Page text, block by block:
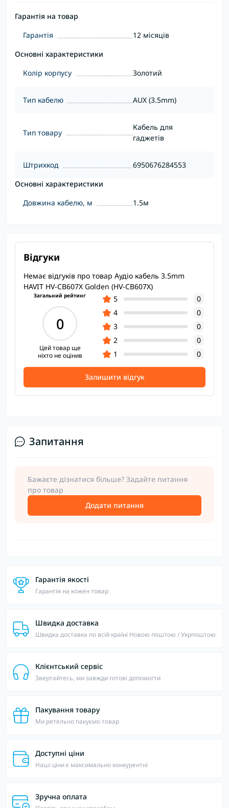
Гарантія на товар
Гарантія
12 місяців
Основні характеристики
Колір корпусу
Золотий
Тип кабелю AUX (3.5mm)
Тип товару
Кабель для
гаджетів
Штрихкод
6950676284553
Основні характеристики
Довжина кабелю, м
1.5м
Відгуки
Немає відгуків про товар Аудіо кабель 3.5mm
HAVIT HV-CB607X Golden (HV-CB607X)
Загальний рейтинг
0
Цей товар ще
ніхто не оцінив
5
0
4
0
3
0
2
0
1
0
Залишити відгук
Запитання
Бажаєте дізнатися більше? Задайте питання
про товар
Додати питання
Гарантія якості
Гарантія на кожен товар
Швидка доставка
Швидка доставка по всій країні Новою поштою / Укрпоштою
Клієнтський сервіс
Звертайтесь, ми завжди готові допомогти
Пакування товару
Ми ретельно пакуємо товар
Доступні ціни
Наші ціни є максимально конкурентні
Зручна оплата